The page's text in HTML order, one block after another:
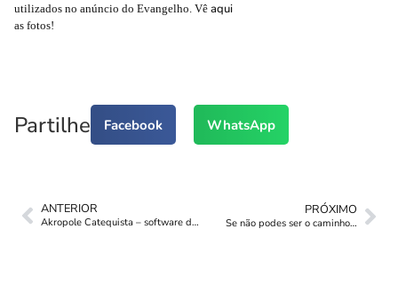
utilizados no anúncio do Evangelho. Vê aqui
as fotos!
Partilhe Facebook WhatsApp
ANTERIOR
Akropole Catequista – software de organização da catequese
PRÓXIMO
Se não podes ser o caminho…